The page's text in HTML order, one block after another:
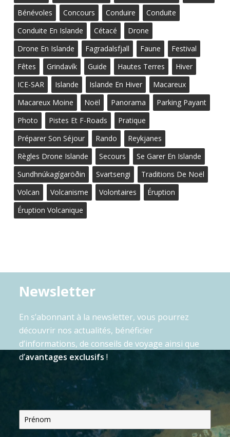
Bénévoles Concours Conduire
Conduite
Conduite En Islande
Cétacé
Drone
Drone En Islande
Fagradalsfjall Faune
Festival
Fêtes
Grindavík Guide Hautes Terres
Hiver
ICE-SAR
Islande Islande En Hiver
Macareux
Macareux Moine
Noël Panorama
Parking Payant
Photo
Pistes Et F-Roads
Pratique
Préparer Son Séjour
Rando
Reykjanes
Règles Drone Islande
Secours
Se Garer En Islande
Sundhnúkagígaröðin
Svartsengi
Traditions De Noël
Volcan
Volcanisme Volontaires
Éruption
Éruption Volcanique
Newsletter
En s’abonnant à la newsletter, vous pourrez
découvrir nos actualités, bénéficier
d’informations, de conseils de voyage ainsi que
d’avantages exclusifs !